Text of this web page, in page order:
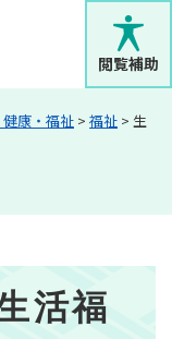
閲覧補助
康・福祉 > 福祉 > 生
活福